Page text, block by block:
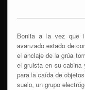
Bonita a la vez que
avanzado estado de
el anclaje de la grúa
el gruista en su
para la caída de
suelo, un grupo